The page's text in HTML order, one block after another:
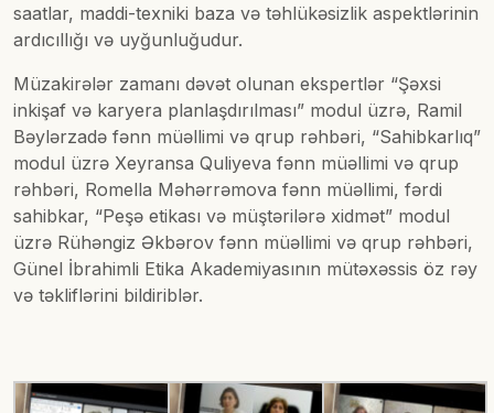
saatlar, maddi-texniki baza və təhlükəsizlik aspektlərinin
ardıcıllığı və uyğunluğudur.
Müzakirələr zamanı dəvət olunan ekspertlər “Şəxsi
inkişaf və karyera planlaşdırılması” modul üzrə, Ramil
Bəylərzadə fənn müəllimi və qrup rəhbəri, “Sahibkarlıq”
modul üzrə Xeyransa Quliyeva fənn müəllimi və qrup
rəhbəri, Romella Məhərrəmova fənn müəllimi, fərdi
sahibkar, “Peşə etikası və müştərilərə xidmət” modul
üzrə Rühəngiz Əkbərov fənn müəllimi və qrup rəhbəri,
Günel İbrahimli Etika Akademiyasının mütəxəssis öz rəy
və təkliflərini bildiriblər.